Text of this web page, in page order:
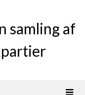
samling af